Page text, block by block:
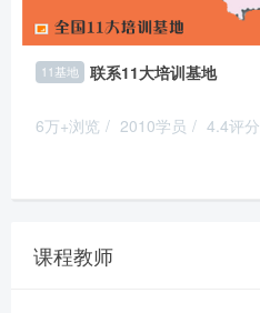
11基地 联系11大培训基地
6万+浏览 / 2010学员 / 4.4评分
课程教师